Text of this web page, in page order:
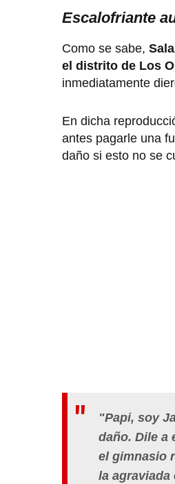
Escalofriante
Como se sabe,
el distrito de Los
inmediatamente
En dicha
antes pagarle una
daño si esto no se
"Papi, soy
daño. Dile a
el gimnasio
la agraviada